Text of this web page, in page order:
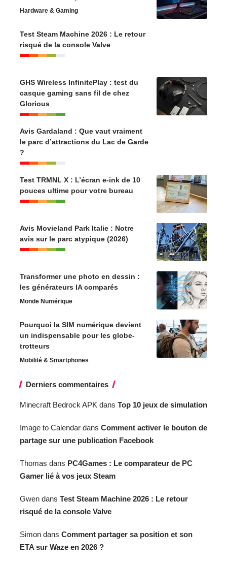
Hardware & Gaming
Test Steam Machine 2026 : Le retour
risqué de la console Valve
GHS Wireless InfinitePlay : test du
casque gaming sans fil de chez
Glorious
Avis Gardaland : Que vaut vraiment
le parc d’attractions du Lac de Garde
?
Test TRMNL X : L’écran e-ink de 10
pouces ultime pour votre bureau
Avis Movieland Park Italie : Notre
avis sur le parc atypique (2026)
Transformer une photo en dessin :
les générateurs IA comparés
Monde Numérique
Pourquoi la SIM numérique devient
un indispensable pour les globe-
trotteurs
Mobilité & Smartphones
Derniers commentaires
Minecraft Bedrock APK dans Top 10 jeux de simulation
Image to Calendar dans Comment activer le bouton de
partage sur une publication Facebook
Thomas dans PC4Games : Le comparateur de PC
Gamer lié à vos jeux Steam
Gwen dans Test Steam Machine 2026 : Le retour
risqué de la console Valve
Simon dans Comment partager sa position et son
ETA sur Waze en 2026 ?